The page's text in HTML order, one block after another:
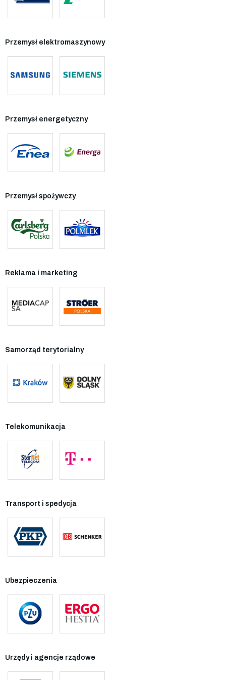
Przemysł elektromaszynowy
Przemysł energetyczny
Przemysł spożywczy
Reklama i marketing
Samorząd terytorialny
Telekomunikacja
Transport i spedycja
Ubezpieczenia
Urzędy i agencje rządowe